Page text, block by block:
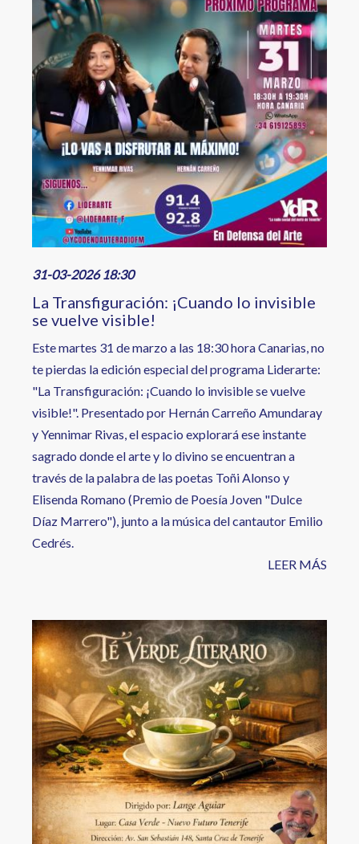
31-03-2026 18:30
La Transfiguración: ¡Cuando lo invisible
se vuelve visible!
Este martes 31 de marzo a las 18:30 hora Canarias, no
te pierdas la edición especial del programa Liderarte:
"La Transfiguración: ¡Cuando lo invisible se vuelve
visible!". Presentado por Hernán Carreño Amundaray
y Yennimar Rivas, el espacio explorará ese instante
sagrado donde el arte y lo divino se encuentran a
través de la palabra de las poetas Toñi Alonso y
Elisenda Romano (Premio de Poesía Joven "Dulce
Díaz Marrero"), junto a la música del cantautor Emilio
Cedrés.
LEER MÁS
Image